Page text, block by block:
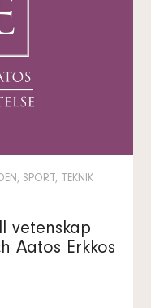
SPORT, TEKNIK
vetenskap
Aatos Erkkos